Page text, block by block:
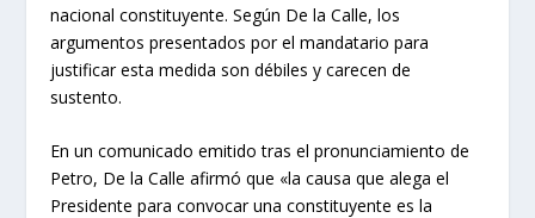
nacional constituyente. Según De la Calle, los
argumentos presentados por el mandatario para
justificar esta medida son débiles y carecen de
sustento.
En un comunicado emitido tras el pronunciamiento de
Petro, De la Calle afirmó que «la causa que alega el
Presidente para convocar una constituyente es la